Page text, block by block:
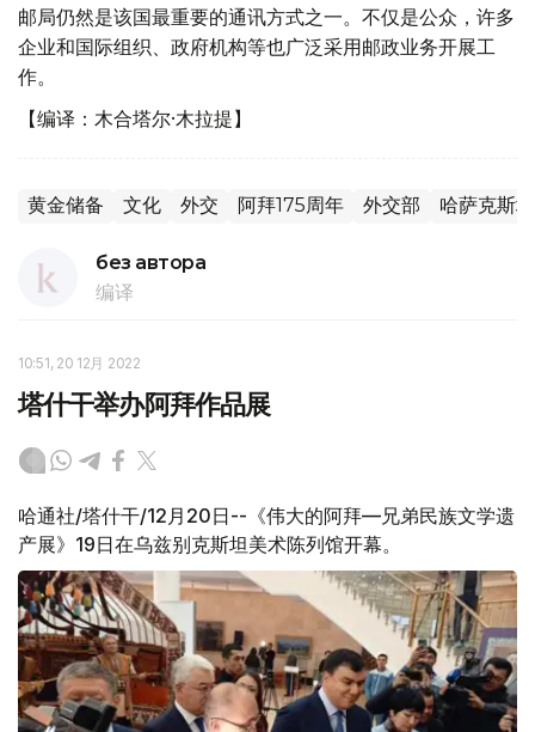
邮局仍然是该国最重要的通讯方式之一。不仅是公众，许多
企业和国际组织、政府机构等也广泛采用邮政业务开展工
作。
【编译：木合塔尔·木拉提】
黄金储备 文化 外交 阿拜175周年 外交部 哈萨克斯坦
без автора
编译
10:51, 20 12月 2022
塔什干举办阿拜作品展
哈通社/塔什干/12月20日--《伟大的阿拜—兄弟民族文学遗
产展》19日在乌兹别克斯坦美术陈列馆开幕。